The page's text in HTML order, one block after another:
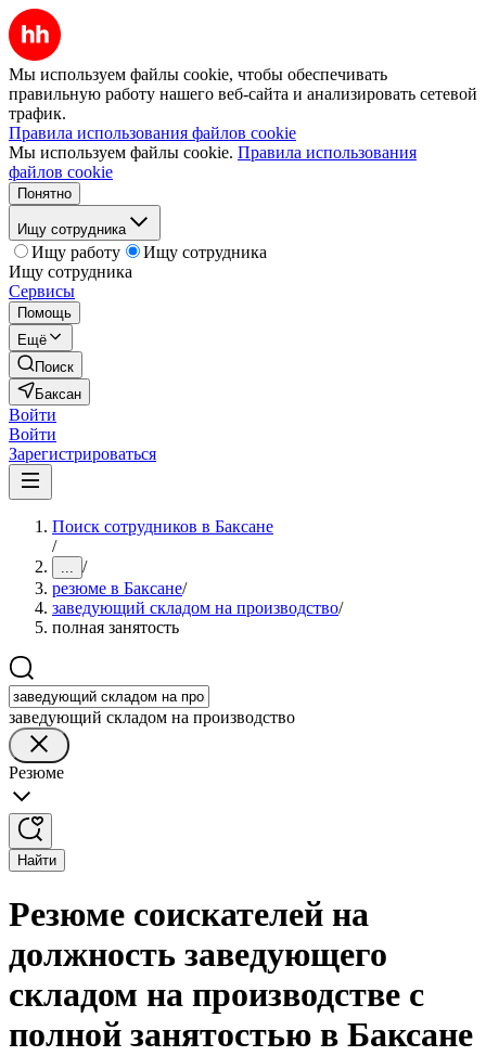
Мы используем файлы cookie, чтобы обеспечивать
правильную работу нашего веб-сайта и анализировать сетевой
трафик.
Правила использования файлов cookie
Мы используем файлы cookie. Правила использования
файлов cookie
Понятно
Ищу сотрудника
Ищу работу
Ищу сотрудника
Ищу сотрудника
Сервисы
Помощь
Ещё
Поиск
Баксан
Войти
Войти
Зарегистрироваться
Поиск сотрудников в Баксане
/
... /
резюме в Баксане/
заведующий складом на производство/
полная занятость
заведующий складом на производство
Резюме
Найти
Резюме соискателей на
должность заведующего
складом на производстве с
полной занятостью в Баксане